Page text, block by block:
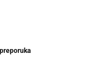
preporuka